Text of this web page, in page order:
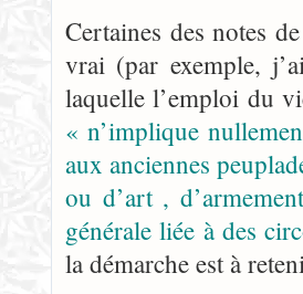
Certaines des notes
vrai (par exemple,
laquelle l’emploi du
« n’implique
aux anciennes
ou d’art ,
générale liée à des
la démarche est à